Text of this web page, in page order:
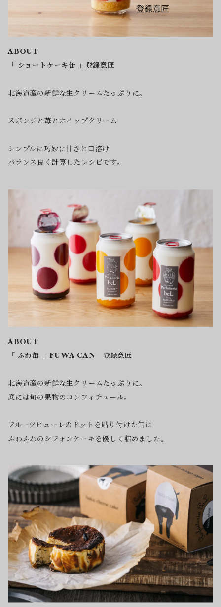
ABOUT
「 ショートケーキ缶 」登録意匠
北海道産の新鮮な生クリームたっぷりに。
スポンジと苺とホイップクリーム
シンプルに巧妙に甘さと口溶け
バランス良く計算したレシピです。
ABOUT
「 ふわ缶 」FUWA CAN 登録意匠
北海道産の新鮮な生クリームたっぷりに。
底には旬の果物のコンフィチュール。
フルーツピューレのドットを貼り付けた缶に
ふわふわのシフォンケーキを優しく詰めました。